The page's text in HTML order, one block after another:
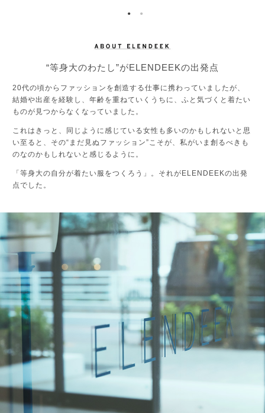
“等身大のわたし”がELENDEEKの出発点
20代の頃からファッションを創造する仕事に携わっていましたが、
結婚や出産を経験し、年齢を重ねていくうちに、ふと気づくと着たい
ものが見つからなくなっていました。
これはきっと、同じように感じている女性も多いのかもしれないと思
い至ると、その“まだ見ぬファッション”こそが、私がいま創るべきも
のなのかもしれないと感じるように。
「等身大の自分が着たい服をつくろう」。それがELENDEEKの出発
点でした。